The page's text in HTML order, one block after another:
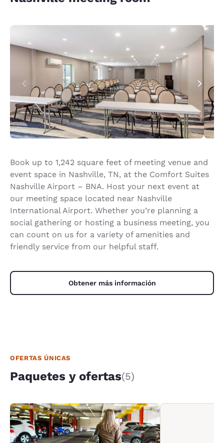
Book up to 1,242 square feet of meeting venue and
event space in Nashville, TN, at the Comfort Suites
Nashville Airport – BNA. Host your next event at
our meeting space located near Nashville
International Airport. Whether you’re planning a
social gathering or hosting a business meeting, you
can count on us for a variety of amenities and
friendly service from our helpful staff.
Obtener más información
OFERTAS ÚNICAS
Paquetes y ofertas(5)